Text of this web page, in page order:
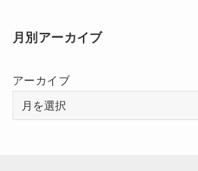
月別アーカイブ
アーカイブ